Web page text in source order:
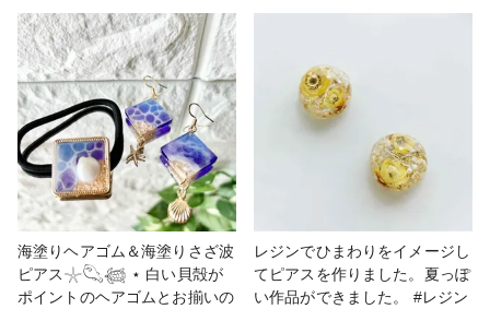
ン練習中 #レジンアクセサリー
#ピアス #イヤリング #ハンド
メイド初心者
ないので、どんな物が好まれる
ン #レジンアクセサリー #レジ
ンピアス #スタッドピアス #ピ
アス #豆粒レジン #ハンドメイ
海塗りヘアゴム＆海塗りさざ波
ピアス𓇼𓆡𓆉 ⋆ 白い貝殻が
ポイントのヘアゴムとお揃いの
レジンでひまわりをイメージし
てピアスを作りました。夏っぽ
い作品ができました。 #レジン